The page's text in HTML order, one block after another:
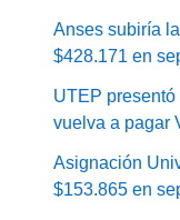
Anses subiría
$428.171 en
UTEP
vuelva a pagar
Asignación
$153.865 en